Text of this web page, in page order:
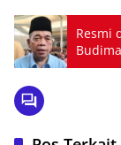
Resmi